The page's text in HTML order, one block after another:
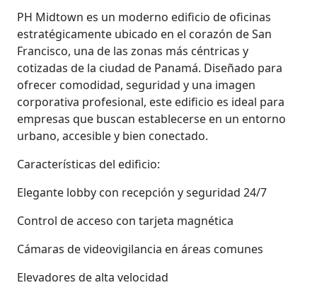
PH Midtown es un moderno edificio de oficinas
estratégicamente ubicado en el corazón de San
Francisco, una de las zonas más céntricas y
cotizadas de la ciudad de Panamá. Diseñado para
ofrecer comodidad, seguridad y una imagen
corporativa profesional, este edificio es ideal para
empresas que buscan establecerse en un entorno
urbano, accesible y bien conectado.
Características del edificio:
Elegante lobby con recepción y seguridad 24/7
Control de acceso con tarjeta magnética
Cámaras de videovigilancia en áreas comunes
Elevadores de alta velocidad